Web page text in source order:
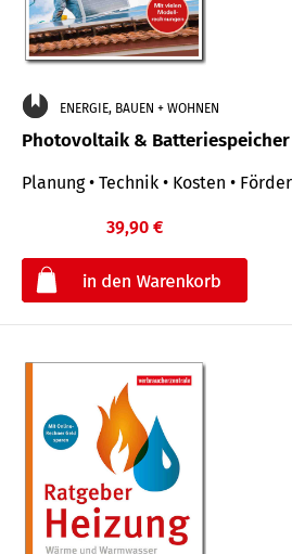
ENERGIE, BAUEN + WOHNEN
Photovoltaik & Batteriespeicher
Planung • Technik • Kosten •
39,90 €